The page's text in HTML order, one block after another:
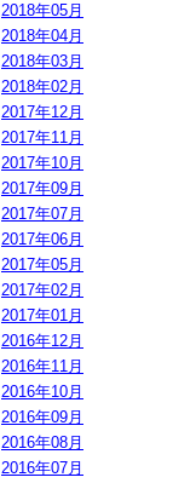
2018年05月
2018年04月
2018年03月
2018年02月
2017年12月
2017年11月
2017年10月
2017年09月
2017年07月
2017年06月
2017年05月
2017年02月
2017年01月
2016年12月
2016年11月
2016年10月
2016年09月
2016年08月
2016年07月